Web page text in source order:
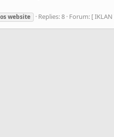
website Replies: 8 Forum: [